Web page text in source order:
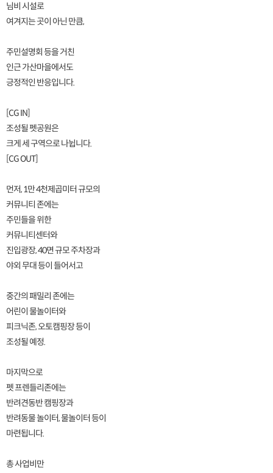
님비 시설로
여겨지는 곳이 아닌 만큼,
주민설명회 등을 거친
인근 가산마을에서도
긍정적인 반응입니다.
[CG IN]
조성될 펫공원은
크게 세 구역으로 나뉩니다.
[CG OUT]
먼저, 1만 4천제곱미터 규모의
커뮤니티 존에는
주민들을 위한
커뮤니티센터와
진입광장, 40면 규모 주차장과
야외 무대 등이 들어서고
중간의 패밀리 존에는
어린이 물놀이터와
피크닉존, 오토캠핑장 등이
조성될 예정.
마지막으로
펫 프렌들리존에는
반려견동반 캠핑장과
반려동물 놀이터, 물놀이터 등이
마련됩니다.
총 사업비만